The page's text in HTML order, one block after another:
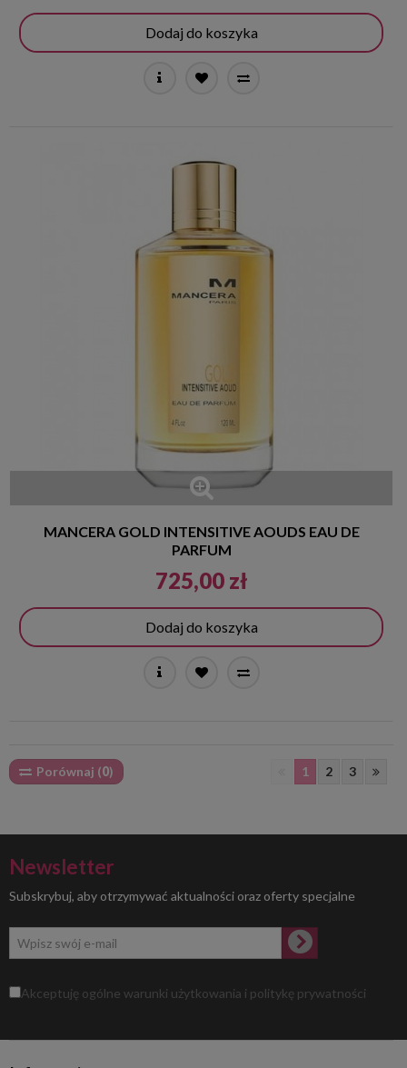
Dodaj do koszyka
MANCERA GOLD INTENSITIVE AOUDS EAU DE
PARFUM
725,00 zł
Dodaj do koszyka
Porównaj (0) 1 2 3
Newsletter
Subskrybuj, aby otrzymywać aktualności oraz oferty specjalne
Akceptuję ogólne warunki użytkowania i politykę prywatności